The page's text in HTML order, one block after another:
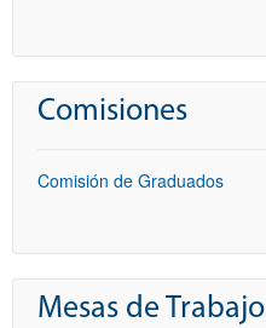
Comisiones
Comisión de Graduados
Mesas de Trabajo